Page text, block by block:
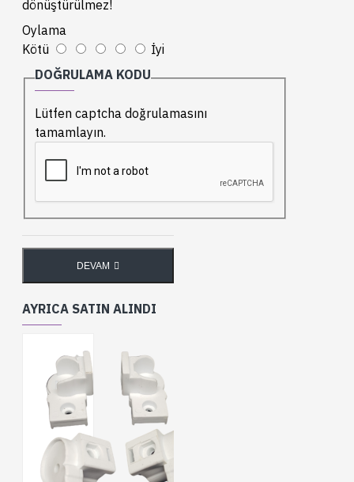
dönüştürülmez!
Oylama
Kötü
İyi
DOĞRULAMA KODU
Lütfen captcha doğrulamasını
tamamlayın.
DEVAM
AYRICA SATIN ALINDI